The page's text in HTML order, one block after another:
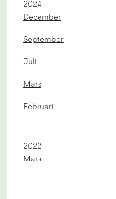
År:
2024
December
September
Juli
Mars
Februari
År:
2022
Mars